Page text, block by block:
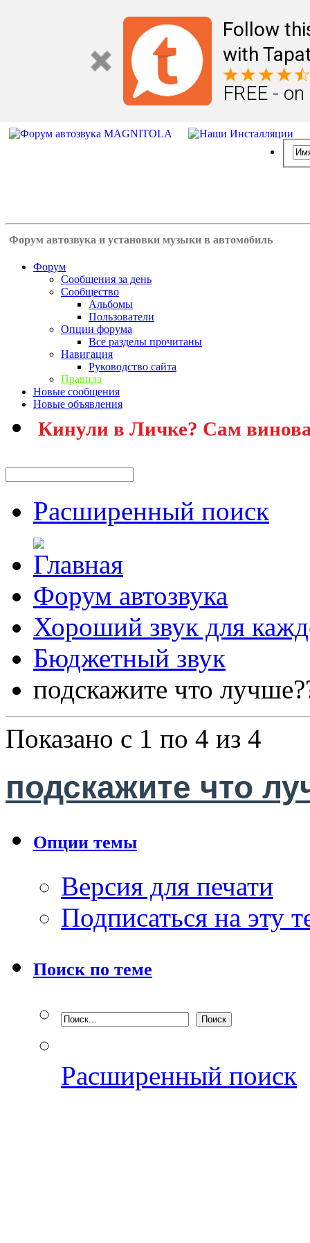
Follow
with
FREE -
Форум автозвука и установки музыки в автомобиль
Форум
Сообщения за день
Сообщество
Альбомы
Пользователи
Опции форума
Все разделы прочитаны
Навигация
Руководство сайта
Правила
Новые сообщения
Новые объявления
Кинули в Личке? Сам
Расширенный поиск
Форум автозвука
Хороший звук для
Бюджетный звук
подскажите что
Показано с 1 по 4 из 4
подскажите что
Опции темы
Версия для печати
Подписаться на эту
Поиск по теме
Расширенный поиск